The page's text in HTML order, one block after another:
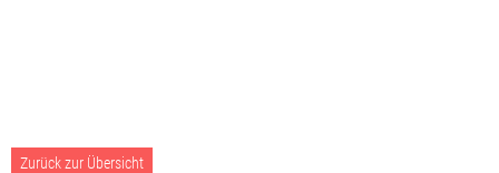
Zurück zur Übersicht